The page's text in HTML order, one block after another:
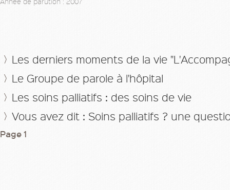
Les derniers moments de la vie
Le Groupe de parole à l'hôpital
Les soins palliatifs : des soins de vie
Vous avez dit : Soins palliatifs ? une
Page1